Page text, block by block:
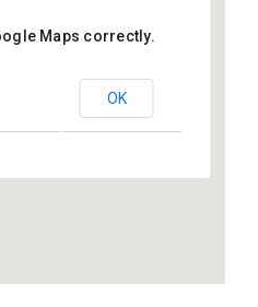
Maps correctly.
OK